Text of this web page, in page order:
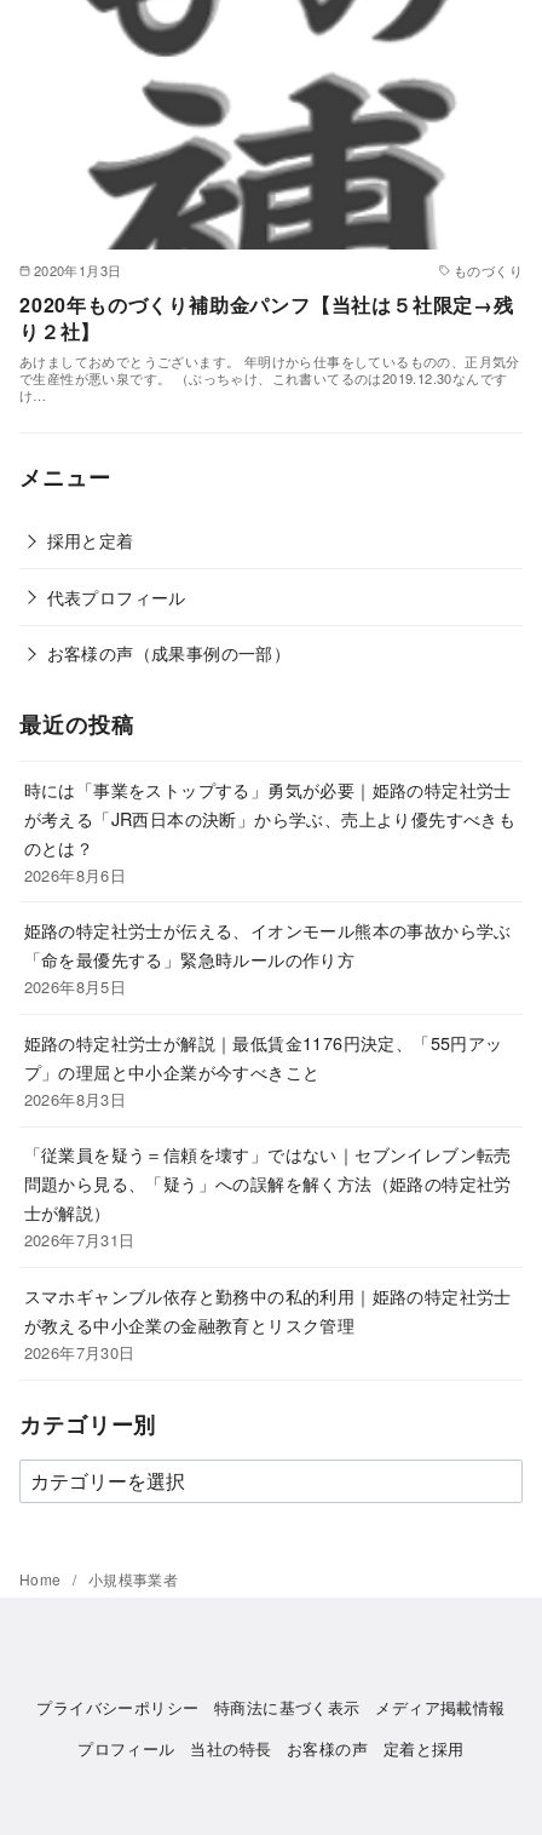
2020年1月3日 ものづくり
2020年ものづくり補助金パンフ【当社は５社限定→残
り２社】
あけましておめでとうございます。 年明けから仕事をしているものの、正月気分
で生産性が悪い泉です。 （ぶっちゃけ、これ書いてるのは2019.12.30なんです
け…
メニュー
採用と定着
代表プロフィール
お客様の声（成果事例の一部）
最近の投稿
時には「事業をストップする」勇気が必要｜姫路の特定社労士
が考える「JR西日本の決断」から学ぶ、売上より優先すべきも
のとは？
2026年8月6日
姫路の特定社労士が伝える、イオンモール熊本の事故から学ぶ
「命を最優先する」緊急時ルールの作り方
2026年8月5日
姫路の特定社労士が解説｜最低賃金1176円決定、「55円アッ
プ」の理屈と中小企業が今すべきこと
2026年8月3日
「従業員を疑う＝信頼を壊す」ではない｜セブンイレブン転売
問題から見る、「疑う」への誤解を解く方法（姫路の特定社労
士が解説）
2026年7月31日
スマホギャンブル依存と勤務中の私的利用｜姫路の特定社労士
が教える中小企業の金融教育とリスク管理
2026年7月30日
カテゴリー別
カ
テ
リ
Home 小規模事業者
プライバシーポリシー 特商法に基づく表示
メディア掲載情報
プロフィール
当社の特長 お客様の声 定着と採用